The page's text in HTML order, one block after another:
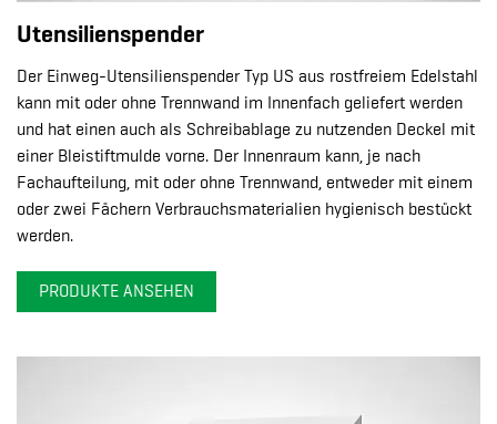
Utensilienspender
Der Einweg-Utensilienspender Typ US aus rostfreiem Edelstahl
kann mit oder ohne Trennwand im Innenfach geliefert werden
und hat einen auch als Schreibablage zu nutzenden Deckel mit
einer Bleistiftmulde vorne. Der Innenraum kann, je nach
Fachaufteilung, mit oder ohne Trennwand, entweder mit einem
oder zwei Fächern Verbrauchsmaterialien hygienisch bestückt
werden.
PRODUKTE ANSEHEN